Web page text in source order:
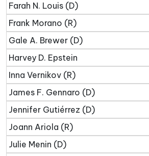
Farah N. Louis (D)
Frank Morano (R)
Gale A. Brewer (D)
Harvey D. Epstein
Inna Vernikov (R)
James F. Gennaro (D)
Jennifer Gutiérrez (D)
Joann Ariola (R)
Julie Menin (D)